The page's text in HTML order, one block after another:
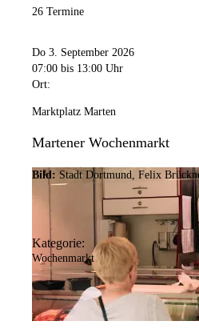
26 Termine
Do 3. September 2026
07:00 bis 13:00 Uhr
Ort:
Marktplatz Marten
Martener Wochenmarkt
Bild: Stadt Dortmund, Felix
Kategorie:
Wochenmarkt